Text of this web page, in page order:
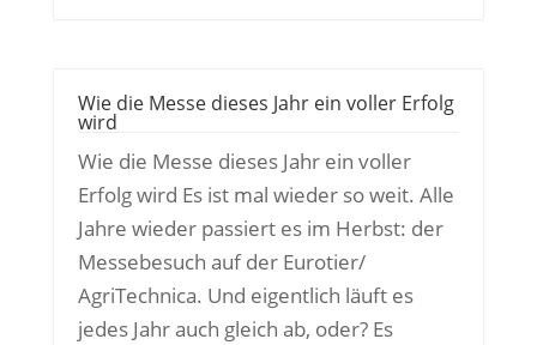
Wie die Messe dieses Jahr ein voller Erfolg
wird
Wie die Messe dieses Jahr ein voller
Erfolg wird Es ist mal wieder so weit. Alle
Jahre wieder passiert es im Herbst: der
Messebesuch auf der Eurotier/
AgriTechnica. Und eigentlich läuft es
jedes Jahr auch gleich ab, oder? Es